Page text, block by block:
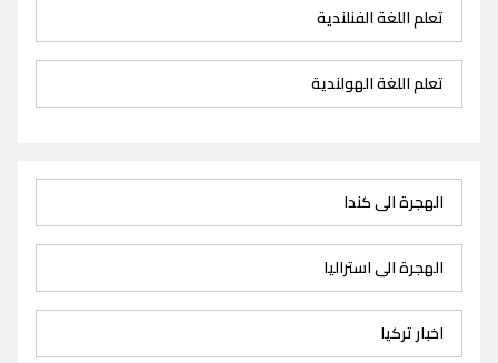
تعلم اللغة الفنلندية
تعلم اللغة الهولندية
الهجرة الى كندا
الهجرة الى استراليا
اخبار تركيا